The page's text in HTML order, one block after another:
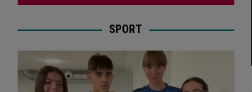
SPORT